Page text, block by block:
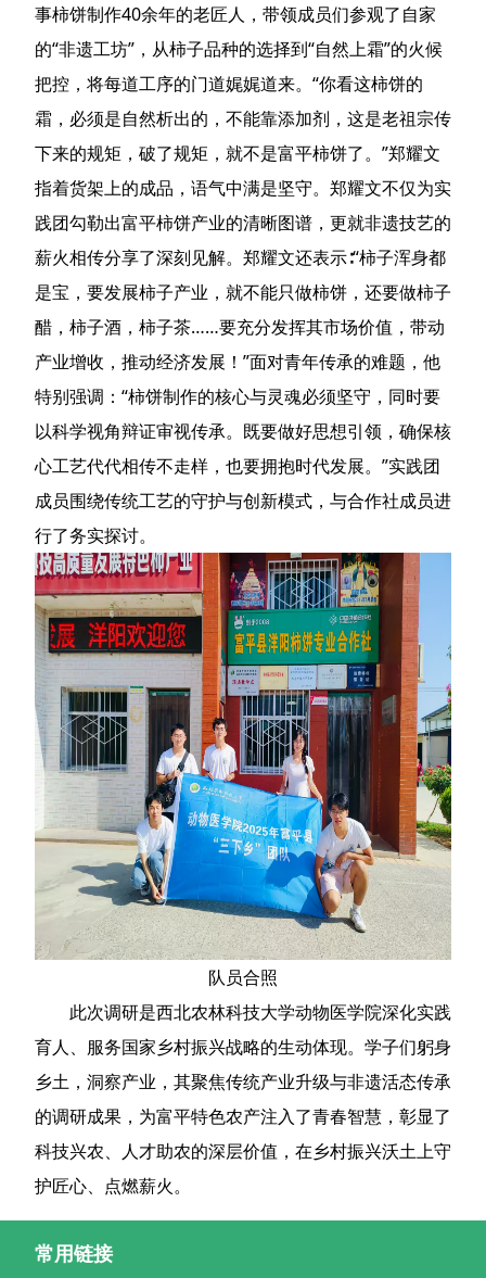
事柿饼制作40余年的老匠人，带领成员们参观了自家
的“非遗工坊”，从柿子品种的选择到“自然上霜”的火候
把控，将每道工序的门道娓娓道来。“你看这柿饼的
霜，必须是自然析出的，不能靠添加剂，这是老祖宗传
下来的规矩，破了规矩，就不是富平柿饼了。”郑耀文
指着货架上的成品，语气中满是坚守。郑耀文不仅为实
践团勾勒出富平柿饼产业的清晰图谱，更就非遗技艺的
薪火相传分享了深刻见解。郑耀文还表示∶“柿子浑身都
是宝，要发展柿子产业，就不能只做柿饼，还要做柿子
醋，柿子酒，柿子茶……要充分发挥其市场价值，带动
产业增收，推动经济发展！”面对青年传承的难题，他
特别强调：“柿饼制作的核心与灵魂必须坚守，同时要
以科学视角辩证审视传承。既要做好思想引领，确保核
心工艺代代相传不走样，也要拥抱时代发展。”实践团
成员围绕传统工艺的守护与创新模式，与合作社成员进
行了务实探讨。
队员合照
此次调研是西北农林科技大学动物医学院深化实践
育人、服务国家乡村振兴战略的生动体现。学子们躬身
乡土，洞察产业，其聚焦传统产业升级与非遗活态传承
的调研成果，为富平特色农产注入了青春智慧，彰显了
科技兴农、人才助农的深层价值，在乡村振兴沃土上守
护匠心、点燃薪火。
常用链接